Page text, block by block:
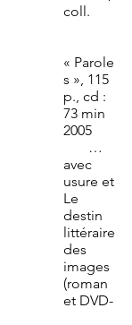
coll.
« Parole
s », 115
p., cd :
73 min
2005
…
avec
usure et
Le
destin
littéraire
des
images
(roman
et DVD-